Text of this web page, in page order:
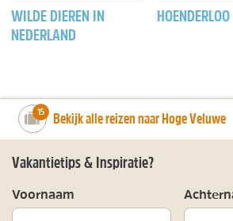
WILDE DIEREN IN
NEDERLAND
HOENDERLOO
number_of_trips:
15 Bekijk alle reizen naar Hoge Veluwe
Vakantietips & Inspiratie?
Voornaam